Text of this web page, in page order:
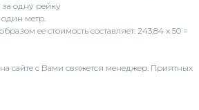
за одну рейку
один метр.
ее стоимость составляет: 243,84 x 50 =
сайте с Вами свяжется менеджер. Приятных